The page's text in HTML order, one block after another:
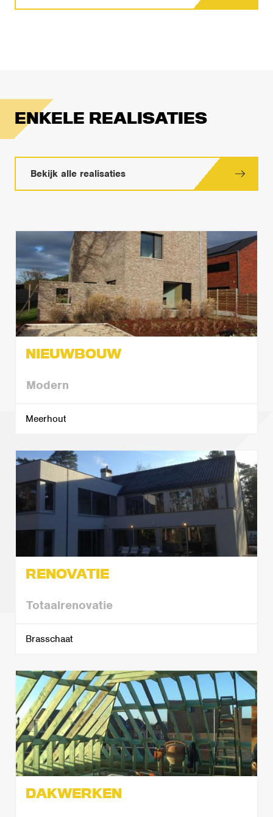
ENKELE REALISATIES
Bekijk alle realisaties
NIEUWBOUW
Modern
Meerhout
RENOVATIE
Totaalrenovatie
Brasschaat
DAKWERKEN